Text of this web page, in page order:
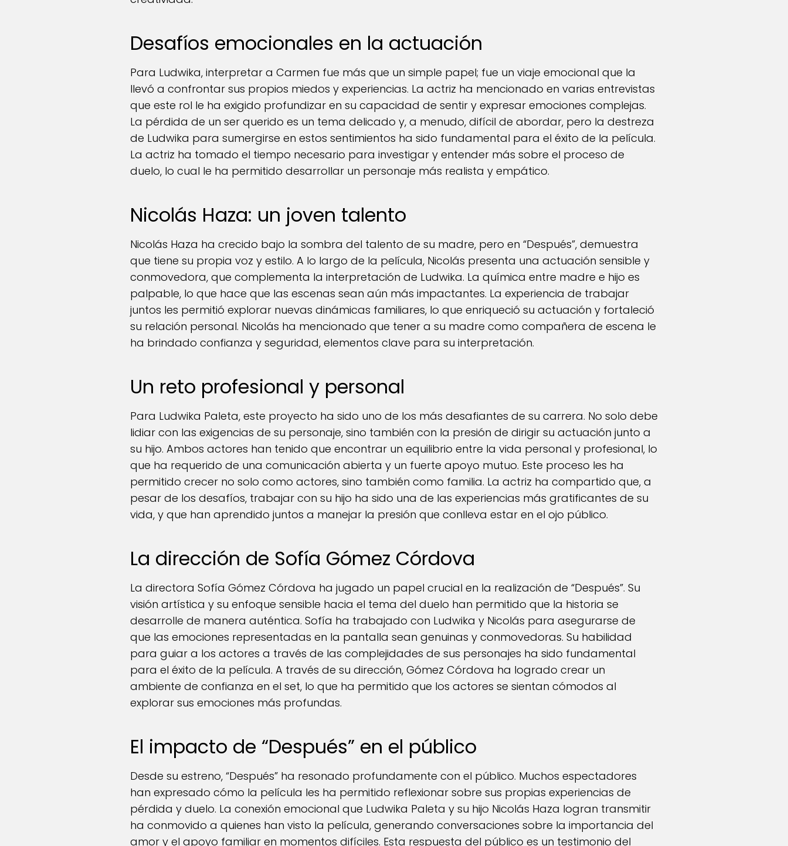
Desafíos emocionales en la actuación
Para Ludwika, interpretar a Carmen fue más que un simple papel; fue un viaje emocional que la
llevó a confrontar sus propios miedos y experiencias. La actriz ha mencionado en varias entrevistas
que este rol le ha exigido profundizar en su capacidad de sentir y expresar emociones complejas.
La pérdida de un ser querido es un tema delicado y, a menudo, difícil de abordar, pero la destreza
de Ludwika para sumergirse en estos sentimientos ha sido fundamental para el éxito de la película.
La actriz ha tomado el tiempo necesario para investigar y entender más sobre el proceso de
duelo, lo cual le ha permitido desarrollar un personaje más realista y empático.
Nicolás Haza: un joven talento
Nicolás Haza ha crecido bajo la sombra del talento de su madre, pero en “Después”, demuestra
que tiene su propia voz y estilo. A lo largo de la película, Nicolás presenta una actuación sensible y
conmovedora, que complementa la interpretación de Ludwika. La química entre madre e hijo es
palpable, lo que hace que las escenas sean aún más impactantes. La experiencia de trabajar
juntos les permitió explorar nuevas dinámicas familiares, lo que enriqueció su actuación y fortaleció
su relación personal. Nicolás ha mencionado que tener a su madre como compañera de escena le
ha brindado confianza y seguridad, elementos clave para su interpretación.
Un reto profesional y personal
Para Ludwika Paleta, este proyecto ha sido uno de los más desafiantes de su carrera. No solo debe
lidiar con las exigencias de su personaje, sino también con la presión de dirigir su actuación junto a
su hijo. Ambos actores han tenido que encontrar un equilibrio entre la vida personal y profesional, lo
que ha requerido de una comunicación abierta y un fuerte apoyo mutuo. Este proceso les ha
permitido crecer no solo como actores, sino también como familia. La actriz ha compartido que, a
pesar de los desafíos, trabajar con su hijo ha sido una de las experiencias más gratificantes de su
vida, y que han aprendido juntos a manejar la presión que conlleva estar en el ojo público.
La dirección de Sofía Gómez Córdova
La directora Sofía Gómez Córdova ha jugado un papel crucial en la realización de “Después”. Su
visión artística y su enfoque sensible hacia el tema del duelo han permitido que la historia se
desarrolle de manera auténtica. Sofía ha trabajado con Ludwika y Nicolás para asegurarse de
que las emociones representadas en la pantalla sean genuinas y conmovedoras. Su habilidad
para guiar a los actores a través de las complejidades de sus personajes ha sido fundamental
para el éxito de la película. A través de su dirección, Gómez Córdova ha logrado crear un
ambiente de confianza en el set, lo que ha permitido que los actores se sientan cómodos al
explorar sus emociones más profundas.
El impacto de “Después” en el público
Desde su estreno, “Después” ha resonado profundamente con el público. Muchos espectadores
han expresado cómo la película les ha permitido reflexionar sobre sus propias experiencias de
pérdida y duelo. La conexión emocional que Ludwika Paleta y su hijo Nicolás Haza logran transmitir
ha conmovido a quienes han visto la película, generando conversaciones sobre la importancia del
amor y el apoyo familiar en momentos difíciles. Esta respuesta del público es un testimonio del